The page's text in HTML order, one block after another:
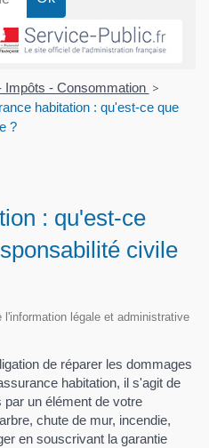
Impôts - Consommation >
habitation : qu'est-ce que
?
: qu'est-ce
civile
légale et administrative
de réparer les dommages
habitation, il s'agit de
un élément de votre
chute de mur, incendie,
en souscrivant la garantie